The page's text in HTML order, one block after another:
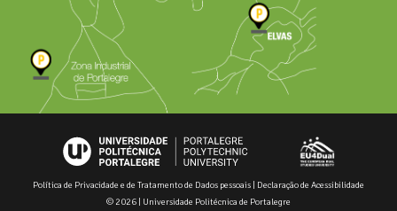
Política de Privacidade e de Tratamento de Dados pessoais | Declaração de Acessibilidade
© 2026 | Universidade Politécnica de Portalegre